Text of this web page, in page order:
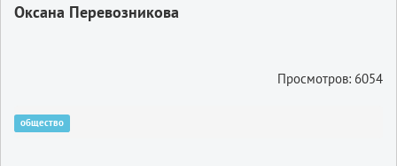
Оксана Перевозникова
Просмотров: 6054
общество